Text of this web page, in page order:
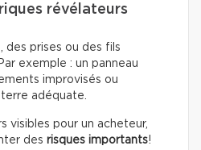
révélateurs
des prises ou des fils
exemple : un panneau
improvisés ou
terre adéquate.
visibles pour un acheteur,
des risques importants!